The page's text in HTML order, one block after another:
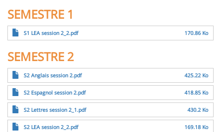
SEMESTRE 1
FichierS1 LEA session 2_2.pdf 170.86 Ko
SEMESTRE 2
FichierS2 Anglais session 2.pdf 425.22 Ko
FichierS2 Espagnol session 2.pdf 418.85 Ko
FichierS2 Lettres session 2_1.pdf 430.2 Ko
FichierS2 LEA session 2_2.pdf 169.18 Ko